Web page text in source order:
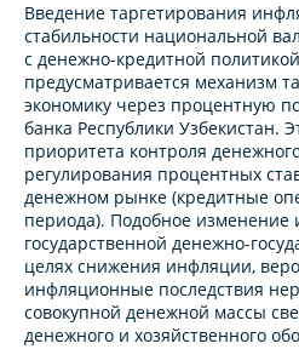
Введение таргетирования
стабильности национальной
с денежно-кредитной
предусматривается механизм
экономику через процентную
банка Республики Узбекистан.
приоритета контроля
регулирования процентных
денежном рынке (кредитные
периода). Подобное изменение
государственной денежно-
целях снижения инфляции,
инфляционные последствия
совокупной денежной массы
денежного и хозяйственного